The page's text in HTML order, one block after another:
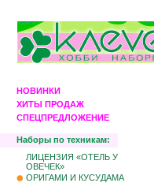
НОВИНКИ
ХИТЫ ПРОДАЖ
СПЕЦПРЕДЛОЖЕНИЕ
Наборы по техникам:
ЛИЦЕНЗИЯ «ОТЕЛЬ У
ОВЕЧЕК»
ОРИГАМИ И КУСУДАМА